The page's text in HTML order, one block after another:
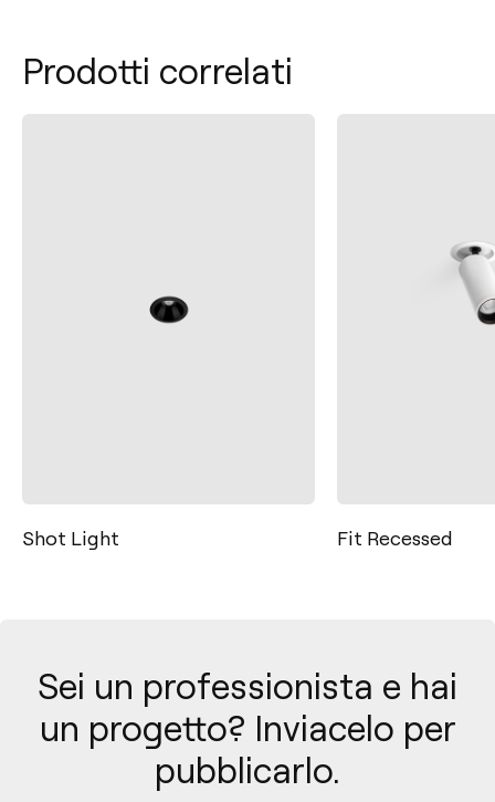
Prodotti correlati
Fit Recessed Stick
Sei un professionista e hai
un progetto? Inviacelo per
pubblicarlo.